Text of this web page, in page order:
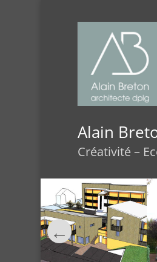
Alain
Créativité –